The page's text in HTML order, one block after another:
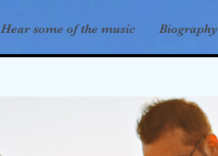
Hear some of the music Biography